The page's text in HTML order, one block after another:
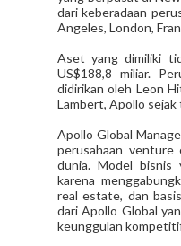
dari keberadaan
Angeles, London,
Aset yang dimiliki
US$188,8 miliar.
didirikan oleh Leon
Lambert, Apollo
Apollo Global
perusahaan
dunia. Model bisnis
karena
real estate, dan
dari Apollo Global
keunggulan